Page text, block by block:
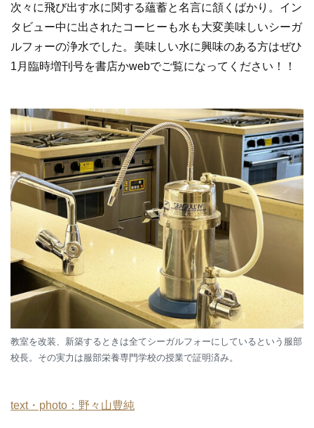
次々に飛び出す水に関する蘊蓄と名言に頷くばかり。イン
タビュー中に出されたコーヒーも水も大変美味しいシーガ
ルフォーの浄水でした。美味しい水に興味のある方はぜひ
1月臨時増刊号を書店かwebでご覧になってください！！
教室を改装、新築するときは全てシーガルフォーにしているという服部
校長。その実力は服部栄養専門学校の授業で証明済み。
text・photo：野々山豊純